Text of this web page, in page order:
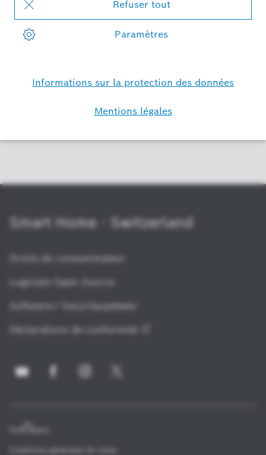
Directive sur la protection des
Smart Home - Switzerland
Droits du consommateur
Logiciels Open Source
Software-/ Securityupdates
Déclarations de
conformité